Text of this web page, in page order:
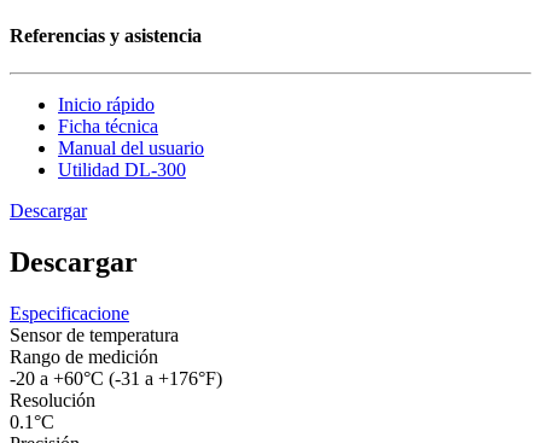
Referencias y asistencia
Inicio rápido
Ficha técnica
Manual del usuario
Utilidad DL-300
Descargar
Descargar
Especificacione
Sensor de temperatura
Rango de medición
-20 a +60°C (-31 a +176°F)
Resolución
0.1°C